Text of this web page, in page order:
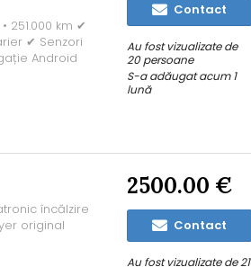
251.000 km ✔
✔ Senzori
Android
AFS
6 luni.
Contact
Au fost vizualizate de
20 persoane
S-a adăugat acum 1
lună
încălzire
original
2500.00 €
Contact
Au fost vizualizate de 21